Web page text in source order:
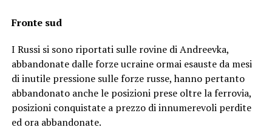
Fronte sud
I Russi si sono riportati sulle rovine di Andreevka,
abbandonate dalle forze ucraine ormai esauste da mesi
di inutile pressione sulle forze russe, hanno pertanto
abbandonato anche le posizioni prese oltre la ferrovia,
posizioni conquistate a prezzo di innumerevoli perdite
ed ora abbandonate.